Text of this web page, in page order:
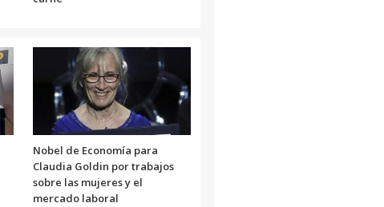
Nobel de Economía para
Claudia Goldin por trabajos
sobre las mujeres y el
mercado laboral